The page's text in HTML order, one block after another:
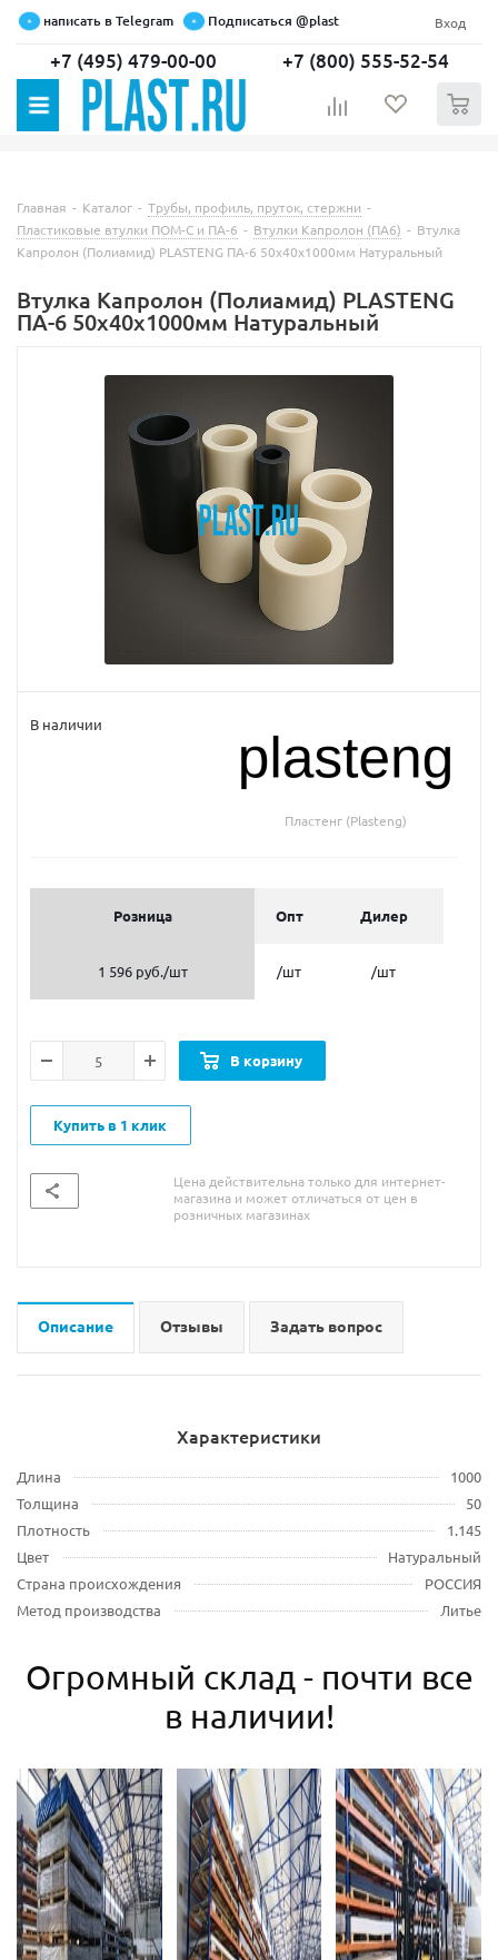
написать в Telegram Подписаться @plast Вход
+7 (495) 479-00-00 +7 (800) 555-52-54
Главная - Каталог - Трубы, профиль, пруток, стержни -
Пластиковые втулки ПОМ-С и ПА-6 - Втулки Капролон (ПА6) - Втулка
Капролон (Полиамид) PLASTENG ПА-6 50х40х1000мм Натуральный
Втулка Капролон (Полиамид) PLASTENG
ПА-6 50х40х1000мм Натуральный
В наличии
Пластенг (Plasteng)
Розница Опт Дилер
1 596 руб./шт /шт /шт
В корзину
Купить в 1 клик
Цена действительна только для интернет-
магазина и может отличаться от цен в
розничных магазинах
Описание Отзывы Задать вопрос
Характеристики
Длина
1000
Толщина
50
Плотность
1.145
Цвет
Натуральный
Страна происхождения
РОССИЯ
Метод производства
Литье
Огромный склад - почти все
в наличии!